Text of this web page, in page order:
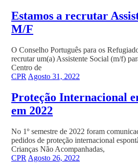
Estamos a recrutar
M/F
O Conselho Português para os
recrutar um(a) Assistente Social (m/f)
Centro de
CPR Agosto 31, 2022
Proteção Internacional
em 2022
No 1º semestre de 2022 foram
pedidos de proteção internacional
Crianças Não Acompanhadas,
CPR Agosto 26, 2022